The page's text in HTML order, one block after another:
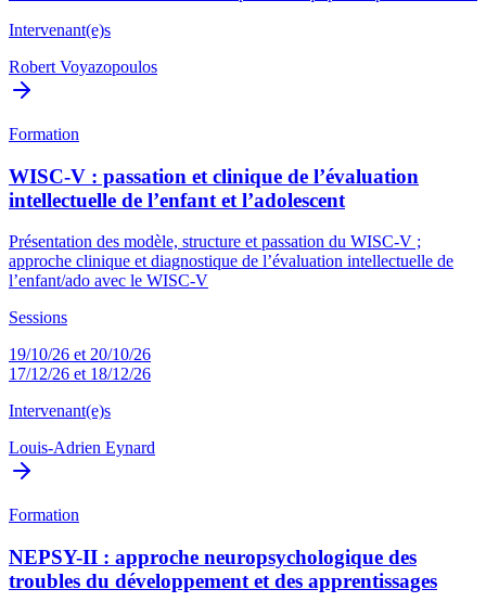
Intervenant(e)s
Robert Voyazopoulos
Formation
WISC-V : passation et clinique de l’évaluation
intellectuelle de l’enfant et l’adolescent
Présentation des modèle, structure et passation du WISC-V ;
approche clinique et diagnostique de l’évaluation intellectuelle de
l’enfant/ado avec le WISC-V
Sessions
19/10/26 et 20/10/26
17/12/26 et 18/12/26
Intervenant(e)s
Louis-Adrien Eynard
Formation
NEPSY-II : approche neuropsychologique des
troubles du développement et des apprentissages